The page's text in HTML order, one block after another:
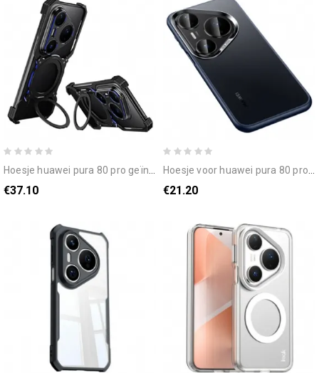
hoesje huawei pura 80 pro geïntegreerde houder en magnetische bevestiging
€37.10
hoesje voor huawei pura 80 pro sulada
€21.20